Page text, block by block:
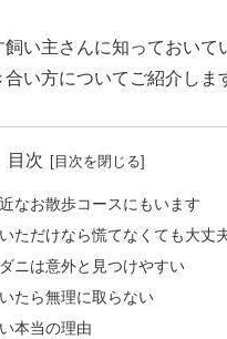
い主さんに知っておいて
い方についてご紹介しま
目次
なお散歩コースにもいます
ただけなら慌てなくても大丈
ニは意外と見つけやすい
たら無理に取らない
本当の理由